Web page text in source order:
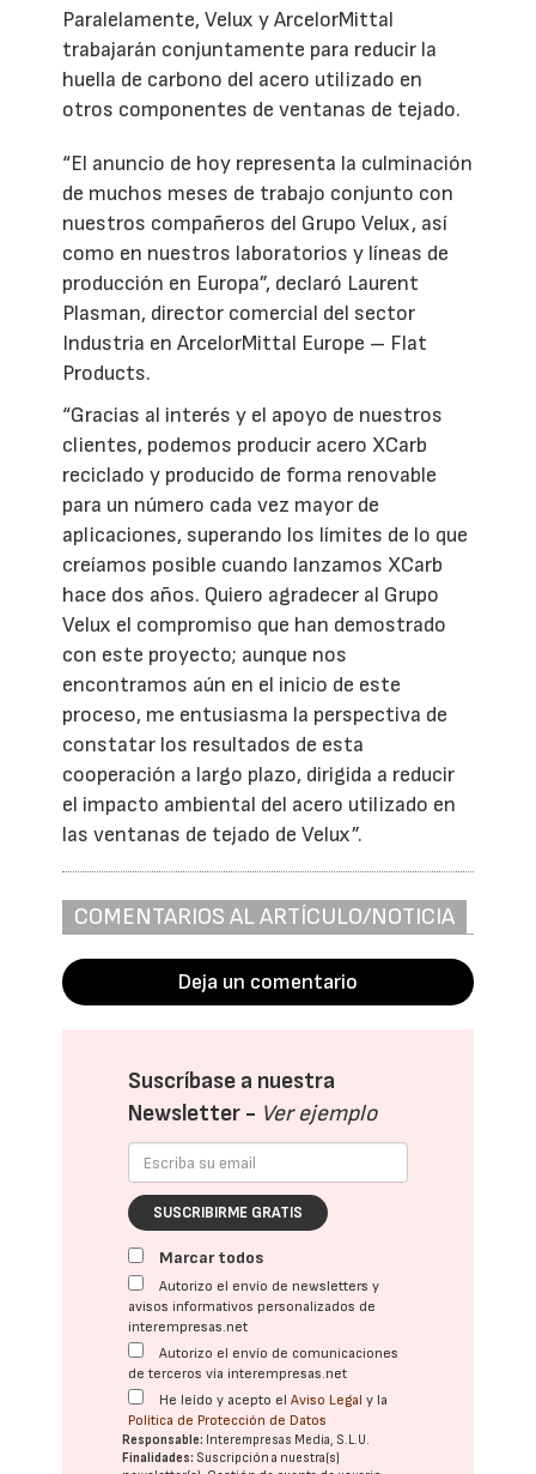
Paralelamente, Velux y ArcelorMittal
trabajarán conjuntamente para reducir la
huella de carbono del acero utilizado en
otros componentes de ventanas de tejado.
“El anuncio de hoy representa la culminación
de muchos meses de trabajo conjunto con
nuestros compañeros del Grupo Velux, así
como en nuestros laboratorios y líneas de
producción en Europa”, declaró Laurent
Plasman, director comercial del sector
Industria en ArcelorMittal Europe – Flat
Products.
“Gracias al interés y el apoyo de nuestros
clientes, podemos producir acero XCarb
reciclado y producido de forma renovable
para un número cada vez mayor de
aplicaciones, superando los límites de lo que
creíamos posible cuando lanzamos XCarb
hace dos años. Quiero agradecer al Grupo
Velux el compromiso que han demostrado
con este proyecto; aunque nos
encontramos aún en el inicio de este
proceso, me entusiasma la perspectiva de
constatar los resultados de esta
cooperación a largo plazo, dirigida a reducir
el impacto ambiental del acero utilizado en
las ventanas de tejado de Velux”.
COMENTARIOS AL ARTÍCULO/NOTICIA
Deja un comentario
Suscríbase a nuestra
Newsletter - Ver ejemplo
SUSCRIBIRME GRATIS
Marcar todos
Autorizo el envío de newsletters y
avisos informativos personalizados de
interempresas.net
Autorizo el envío de comunicaciones
de terceros vía interempresas.net
He leído y acepto elAviso Legal y la
Política de Protección de Datos
Responsable: Interempresas Media, S.L.U.
Finalidades: Suscripción a nuestra(s)